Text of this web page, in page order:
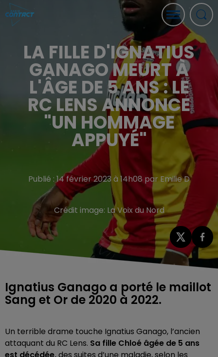
LA FILLE D'IGNATIUS
GANAGO MEURT À
L'ÂGE DE 5 ANS : LE
RC LENS ANNONCE
"UN HOMMAGE
APPUYÉ"
Publié : 14 février 2023 à 14h08 par Emilie D
Crédit image: La Voix du Nord
Ignatius Ganago a porté le maillot
Sang et Or de 2020 à 2022.
Un terrible drame touche Ignatius Ganago, l’ancien
attaquant du RC Lens. Sa fille Chloé âgée de 5 ans
est décédée,des suites d’une maladie, selon les